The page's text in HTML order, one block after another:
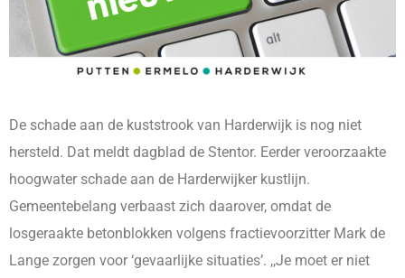
De schade aan de kuststrook van Harderwijk is nog niet
hersteld. Dat meldt dagblad de Stentor. Eerder veroorzaakte
hoogwater schade aan de Harderwijker kustlijn.
Gemeentebelang verbaast zich daarover, omdat de
losgeraakte betonblokken volgens fractievoorzitter Mark de
Lange zorgen voor ‘gevaarlijke situaties’. ,,Je moet er niet